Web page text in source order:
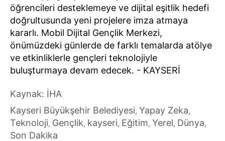
öğrencileri desteklemeye ve dijital eşitlik hedefi
doğrultusunda yeni projelere imza atmaya
kararlı. Mobil Dijital Gençlik Merkezi,
önümüzdeki günlerde de farklı temalarda atölye
ve etkinliklerle gençleri teknolojiyle
buluşturmaya devam edecek. - KAYSERİ
Kaynak: İHA
Kayseri Büyükşehir Belediyesi, Yapay Zeka,
Teknoloji, Gençlik, kayseri, Eğitim, Yerel, Dünya,
Son Dakika